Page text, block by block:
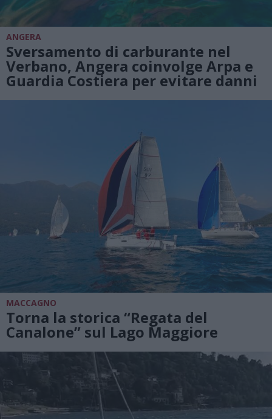
ANGERA
Sversamento di carburante nel
Verbano, Angera coinvolge Arpa e
Guardia Costiera per evitare danni
MACCAGNO
Torna la storica “Regata del
Canalone” sul Lago Maggiore